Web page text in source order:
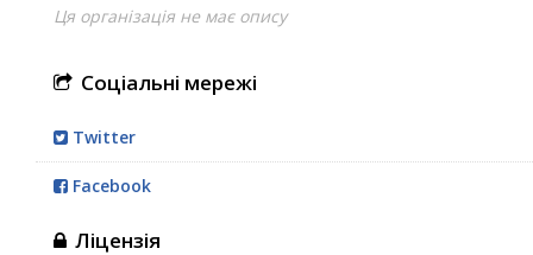
Ця організація не має опису
Соціальні мережі
Twitter
Facebook
Ліцензія